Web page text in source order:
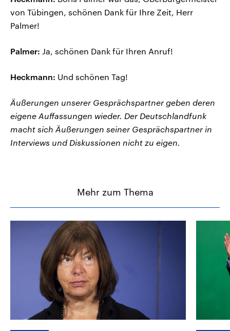
von Tübingen, schönen Dank für Ihre Zeit, Herr
Palmer!
Palmer: Ja, schönen Dank für Ihren Anruf!
Heckmann: Und schönen Tag!
Äußerungen unserer Gesprächspartner geben deren
eigene Auffassungen wieder. Der Deutschlandfunk
macht sich Äußerungen seiner Gesprächspartner in
Interviews und Diskussionen nicht zu eigen.
Mehr zum Thema